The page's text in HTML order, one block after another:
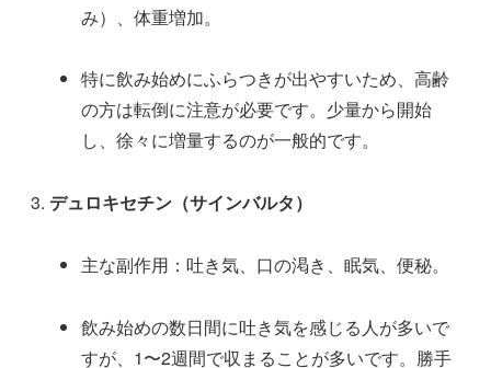
み）、体重増加。
特に飲み始めにふらつきが出やすいため、高齢
の方は転倒に注意が必要です。少量から開始
し、徐々に増量するのが一般的です。
デュロキセチン（サインバルタ）
主な副作用：吐き気、口の渇き、眠気、便秘。
飲み始めの数日間に吐き気を感じる人が多いで
すが、1〜2週間で収まることが多いです。勝手